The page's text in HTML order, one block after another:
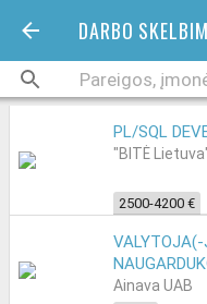
DARBO
PL/SQL
"BITĖ
2500-4200 €
Ainava UAB